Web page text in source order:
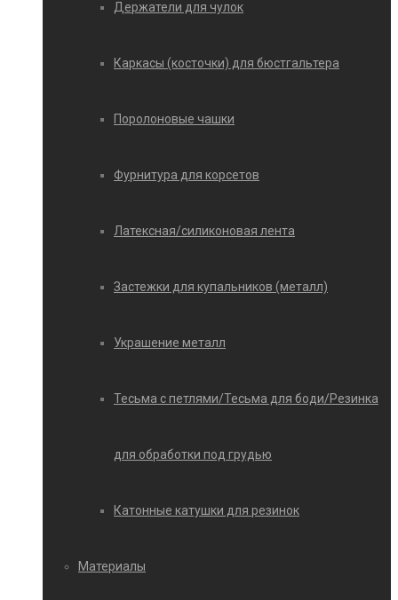
Держатели для чулок
Каркасы (косточки) для бюстгальтера
Поролоновые чашки
Фурнитура для корсетов
Латексная/силиконовая лента
Застежки для купальников (металл)
Украшение металл
Тесьма с петлями/Тесьма для боди/Резинка
для обработки под грудью
Катонные катушки для резинок
Материалы